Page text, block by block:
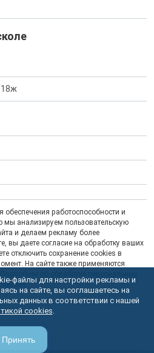
18ж
обеспечения работоспособности и
мы анализируем пользовательскую
и делаем рекламу более
вы даете согласие на обработку ваших
отключить сохранение cookies в
На сайте также применяются
.
файлы для настройки рекламы и
на сайте, вы соглашаетесь на
данных в соответствии с нашей
cookies.
Принять